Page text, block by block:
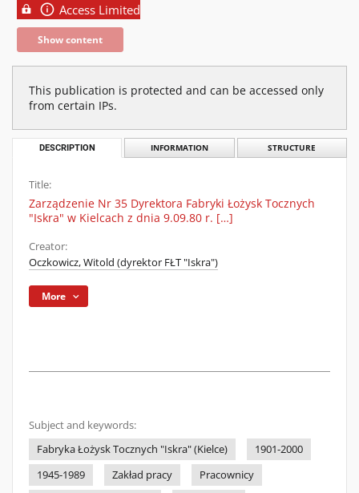
Access Limited
Show content
This publication is protected and can be accessed only
from certain IPs.
DESCRIPTION INFORMATION STRUCTURE
Title:
Zarządzenie Nr 35 Dyrektora Fabryki Łożysk Tocznych
"Iskra" w Kielcach z dnia 9.09.80 r. […]
Creator:
Oczkowicz, Witold (dyrektor FŁT "Iskra")
More
Subject and keywords:
Fabryka Łożysk Tocznych "Iskra" (Kielce)
1901-2000
1945-1989
Zakład pracy
Pracownicy